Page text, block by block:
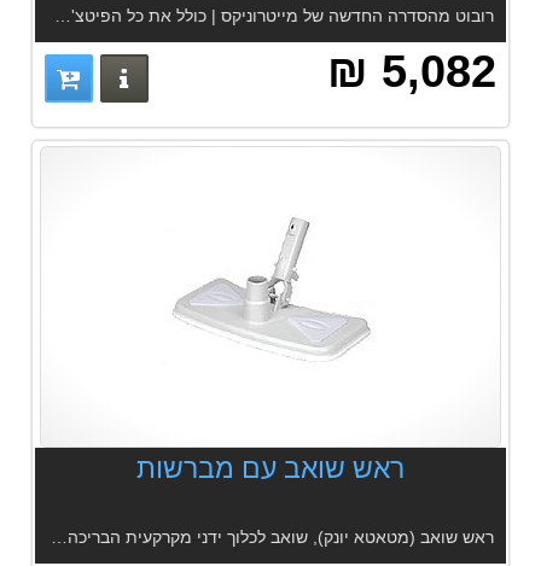
5,082 ₪ פרטים
ראש שואב עם מברשות